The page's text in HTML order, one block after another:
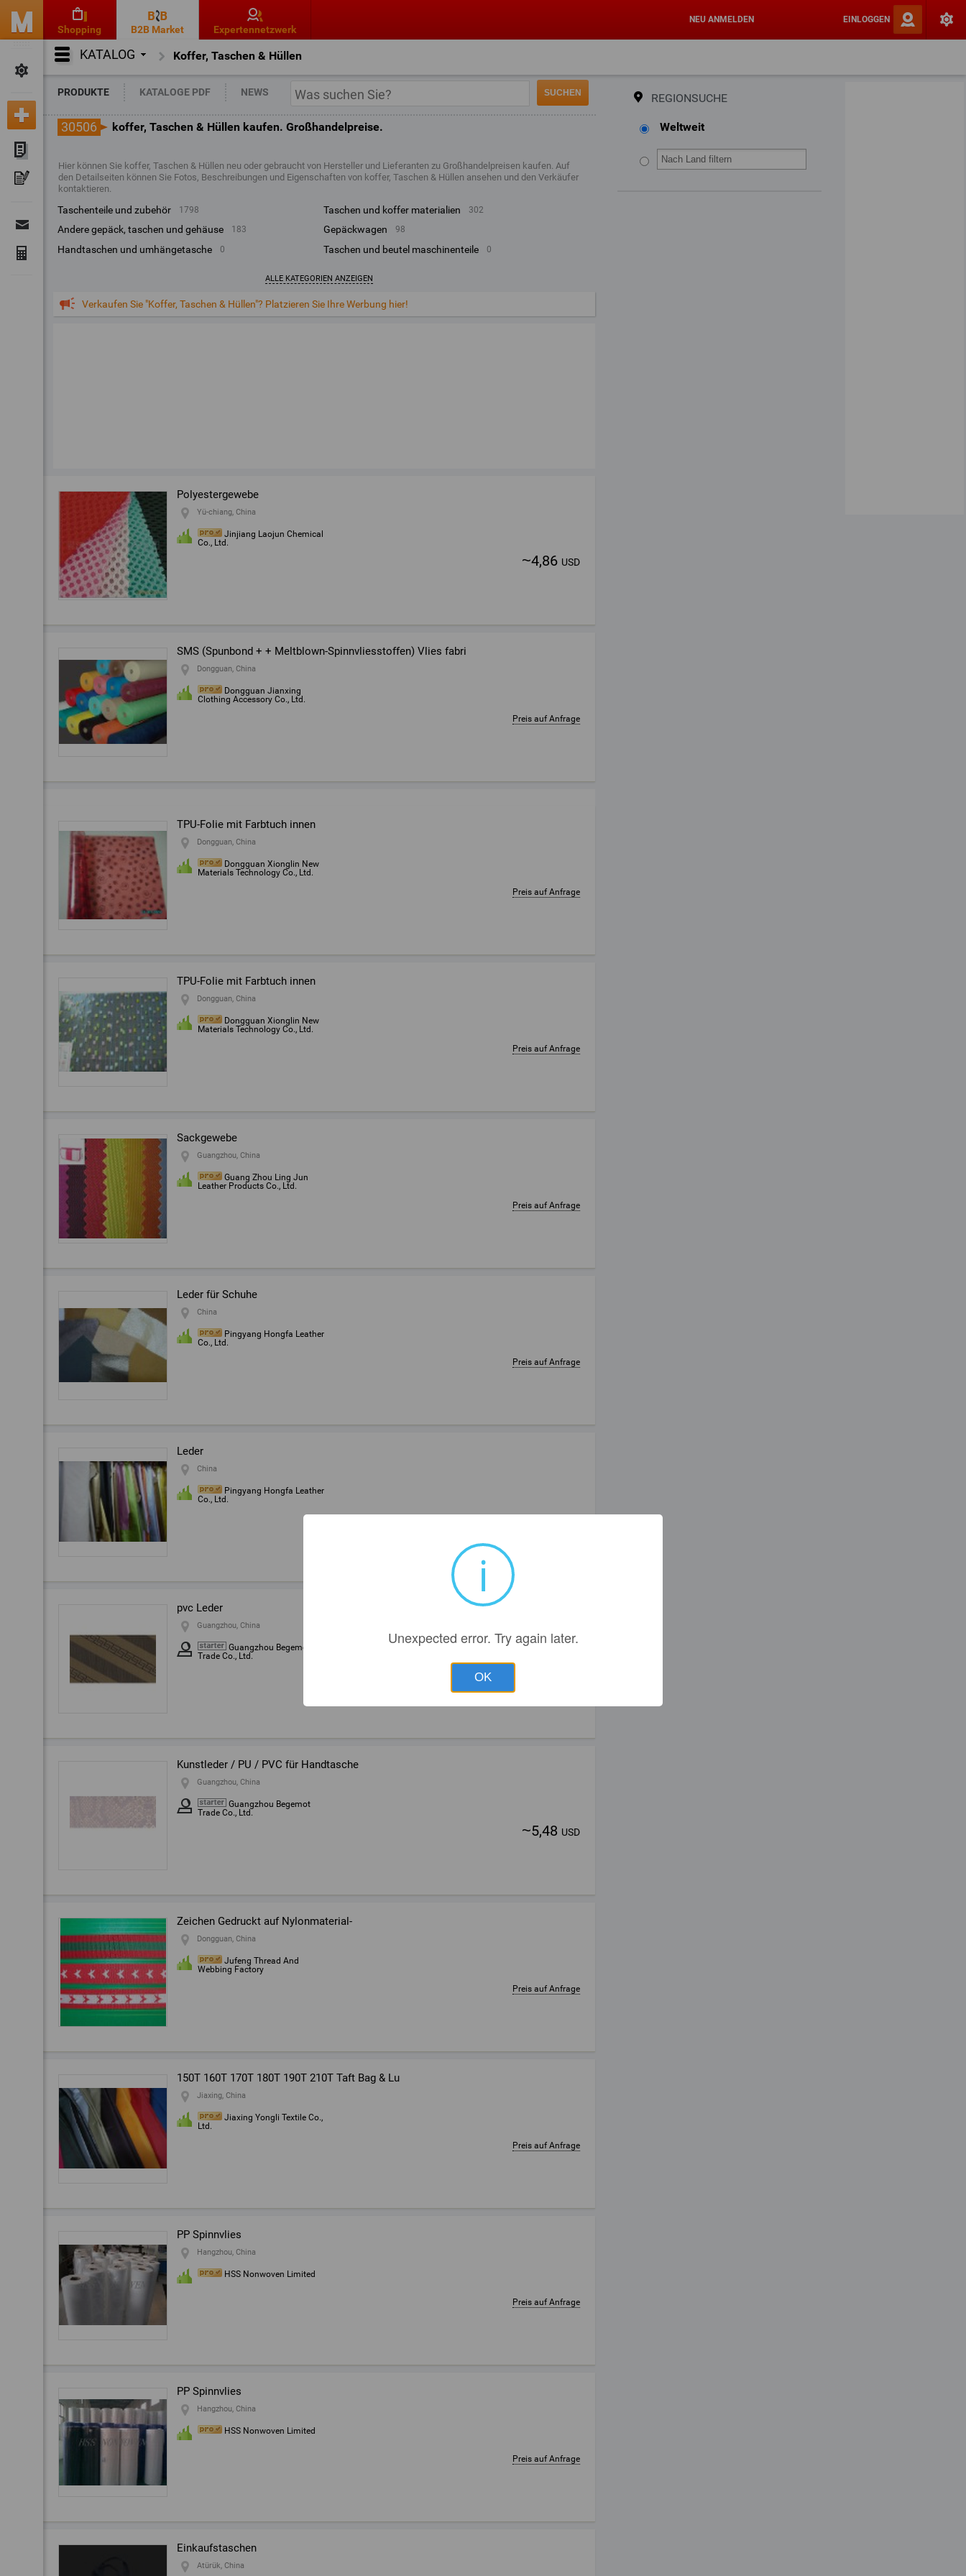
Shopping B2B Market Expertennetzwerk
NEU ANMELDEN EINLOGGEN
KATALOG Koffer, Taschen & Hüllen
PRODUKTE KATALOGE PDF NEWS
30506 koffer, Taschen & Hüllen kaufen. Großhandelpreise.
Hier können Sie koffer, Taschen & Hüllen neu oder gebraucht von Hersteller und Lieferanten zu Großhandelpreisen kaufen. Auf
den Detailseiten können Sie Fotos, Beschreibungen und Eigenschaften von koffer, Taschen & Hüllen ansehen und den Verkäufer
kontaktieren.
taschenteile und zubehör 1798 taschen und koffer materialien 302
andere gepäck, taschen und gehäuse 183 gepäckwagen 98
handtaschen und umhängetasche 0 taschen und beutel maschinenteile 0
ALLE KATEGORIEN ANZEIGEN
Verkaufen Sie "Koffer, Taschen & Hüllen"? Platzieren Sie Ihre Werbung hier!
Polyestergewebe
Yü-chiang, China
Jinjiang Laojun Chemical
Co., Ltd.
~4,86 USD
SMS (Spunbond + + Meltblown-Spinnvliesstoffen) Vlies fabri
Dongguan, China
Dongguan Jianxing
Clothing Accessory Co., Ltd.
Preis auf Anfrage
TPU-Folie mit Farbtuch innen
Dongguan, China
Dongguan Xionglin New
Materials Technology Co., Ltd.
Preis auf Anfrage
TPU-Folie mit Farbtuch innen
Dongguan, China
Dongguan Xionglin New
Materials Technology Co., Ltd.
Preis auf Anfrage
Sackgewebe
Guangzhou, China
Guang Zhou Ling Jun
Leather Products Co., Ltd.
Preis auf Anfrage
Leder für Schuhe
China
Pingyang Hongfa Leather
Co., Ltd.
Preis auf Anfrage
Leder
China
Pingyang Hongfa Leather
Co., Ltd.
pvc Leder
Guangzhou, China
Guangzhou Begemot
Trade Co., Ltd.
Kunstleder / PU / PVC für Handtasche
Guangzhou, China
Guangzhou Begemot
Trade Co., Ltd.
~5,48 USD
Zeichen Gedruckt auf Nylonmaterial-
Dongguan, China
Jufeng Thread And
Webbing Factory
Preis auf Anfrage
150T 160T 170T 180T 190T 210T Taft Bag & Lu
Jiaxing, China
Jiaxing Yongli Textile Co.,
Ltd.
Preis auf Anfrage
PP Spinnvlies
Hangzhou, China
HSS Nonwoven Limited
Preis auf Anfrage
PP Spinnvlies
Hangzhou, China
HSS Nonwoven Limited
Preis auf Anfrage
Einkaufstaschen
Atürük, China
REGIONSUCHE
Weltweit
i
Unexpected error. Try again later.
OK